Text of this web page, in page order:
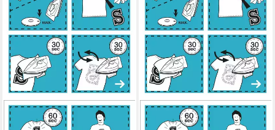
MONO-QUICK
Aufnäher Bügelbild,
MONO-QUICK
Aufnäher Bügelbild,